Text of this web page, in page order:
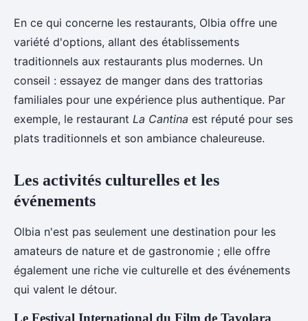
En ce qui concerne les restaurants, Olbia offre une
variété d'options, allant des établissements
traditionnels aux restaurants plus modernes. Un
conseil : essayez de manger dans des trattorias
familiales pour une expérience plus authentique. Par
exemple, le restaurant La Cantina est réputé pour ses
plats traditionnels et son ambiance chaleureuse.
Les activités culturelles et les
événements
Olbia n'est pas seulement une destination pour les
amateurs de nature et de gastronomie ; elle offre
également une riche vie culturelle et des événements
qui valent le détour.
Le Festival International du Film de Tavolara